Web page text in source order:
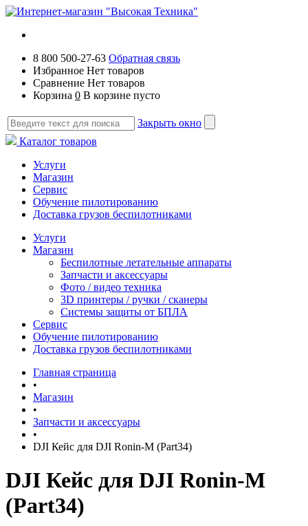
8 800 500-27-63 Обратная связь
Избранное Нет товаров
Сравнение Нет товаров
Корзина 0 В корзине пусто
Закрыть окно
Каталог товаров
Услуги
Магазин
Сервис
Обучение пилотированию
Доставка грузов беспилотниками
Услуги
Магазин
Беспилотные летательные аппараты
Запчасти и аксессуары
Фото / видео техника
3D принтеры / ручки / сканеры
Системы защиты от БПЛА
Сервис
Обучение пилотированию
Доставка грузов беспилотниками
Главная страница
•
Магазин
•
Запчасти и аксессуары
•
DJI Кейс для DJI Ronin-M (Part34)
DJI Кейс для DJI Ronin-M
(Part34)